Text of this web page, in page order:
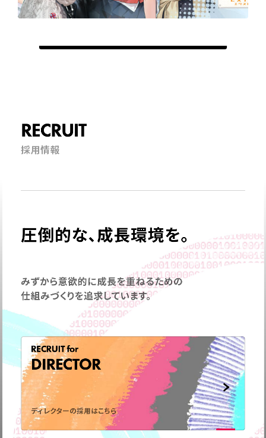
RECRUIT
採用情報
圧倒的な、成長環境を。
みずから意欲的に成長を重ねるための
仕組みづくりを追求しています。
RECRUIT for
DIRECTOR
ディレクターの採用はこちら